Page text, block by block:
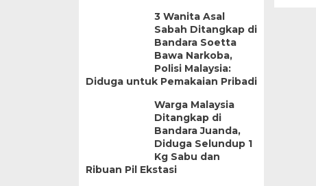
3 Wanita Asal
Sabah Ditangkap di
Bandara Soetta
Bawa Narkoba,
Polisi Malaysia:
Diduga untuk Pemakaian Pribadi
Warga Malaysia
Ditangkap di
Bandara Juanda,
Diduga Selundup 1
Kg Sabu dan
Ribuan Pil Ekstasi